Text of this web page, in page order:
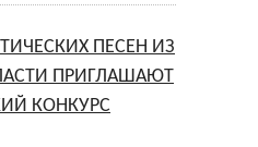
ПЕСЕН ИЗ
ПРИГЛАШАЮТ
КОНКУРС